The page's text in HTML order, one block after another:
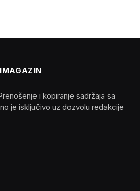
i kopiranje sadržaja sa
je isključivo uz dozvolu redakcije